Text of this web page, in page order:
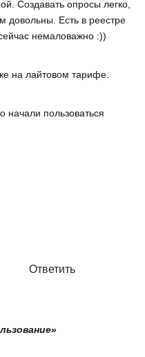
Создавать опросы легко,
довольны. Есть в реестре
немаловажно :))
на лайтовом тарифе.
пользоваться
Ответить